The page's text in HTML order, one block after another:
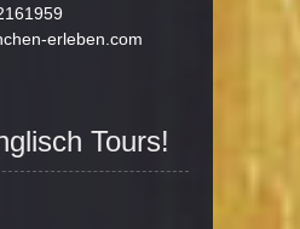
erleben.com
Tours!